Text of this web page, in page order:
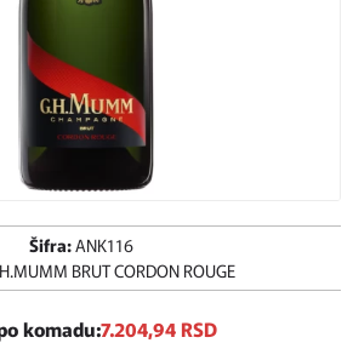
Šifra:ANK116
BRUT CORDON ROUGE
komadu:7.204,94 RSD